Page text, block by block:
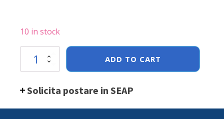
10 in stock
Zaharnita
Hendi
din
inoxidabil,
ADD TO CART
Solicita postare in SEAP